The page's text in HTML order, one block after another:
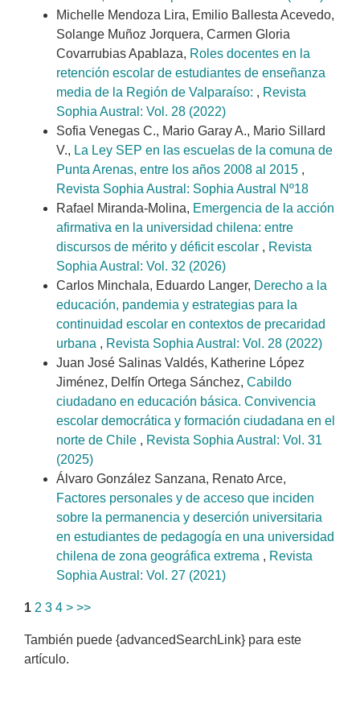
Michelle Mendoza Lira, Emilio Ballesta Acevedo,
Solange Muñoz Jorquera, Carmen Gloria
Covarrubias Apablaza, Roles docentes en la
retención escolar de estudiantes de enseñanza
media de la Región de Valparaíso: , Revista
Sophia Austral: Vol. 28 (2022)
Sofia Venegas C., Mario Garay A., Mario Sillard
V., La Ley SEP en las escuelas de la comuna de
Punta Arenas, entre los años 2008 al 2015 ,
Revista Sophia Austral: Sophia Austral Nº18
Rafael Miranda-Molina, Emergencia de la acción
afirmativa en la universidad chilena: entre
discursos de mérito y déficit escolar , Revista
Sophia Austral: Vol. 32 (2026)
Carlos Minchala, Eduardo Langer, Derecho a la
educación, pandemia y estrategias para la
continuidad escolar en contextos de precaridad
urbana , Revista Sophia Austral: Vol. 28 (2022)
Juan José Salinas Valdés, Katherine López
Jiménez, Delfín Ortega Sánchez, Cabildo
ciudadano en educación básica. Convivencia
escolar democrática y formación ciudadana en el
norte de Chile , Revista Sophia Austral: Vol. 31
(2025)
Álvaro González Sanzana, Renato Arce,
Factores personales y de acceso que inciden
sobre la permanencia y deserción universitaria
en estudiantes de pedagogía en una universidad
chilena de zona geográfica extrema , Revista
Sophia Austral: Vol. 27 (2021)
1 2 3 4 > >>
También puede {advancedSearchLink} para este
artículo.